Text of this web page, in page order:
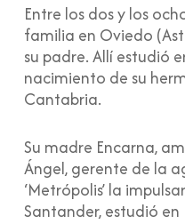
Entre los dos y los
familia en Oviedo
su padre. Allí estudió
nacimiento de su
Cantabria.
Su madre Encarna,
Ángel, gerente de la
‘Metrópolis’ la
Santander, estudió en